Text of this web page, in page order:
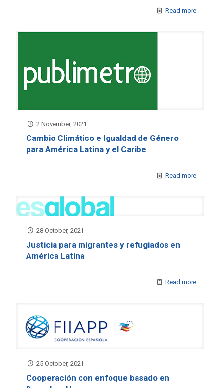
Read more
2 November, 2021
Cambio Climático e Igualdad de Género
para América Latina y el Caribe
Read more
28 October, 2021
Justicia para migrantes y refugiados en
América Latina
Read more
25 October, 2021
Cooperación con enfoque basado en